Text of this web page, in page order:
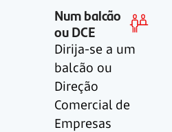
Num balcão
ou DCE
Dirija-se a um
balcão ou
Direção
Comercial de
Empresas